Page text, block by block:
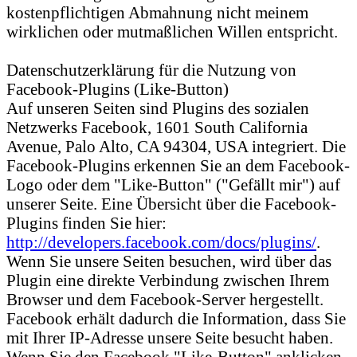
kostenpflichtigen Abmahnung nicht meinem
wirklichen oder mutmaßlichen Willen entspricht.
Datenschutzerklärung für die Nutzung von
Facebook-Plugins (Like-Button)
Auf unseren Seiten sind Plugins des sozialen
Netzwerks Facebook, 1601 South California
Avenue, Palo Alto, CA 94304, USA integriert. Die
Facebook-Plugins erkennen Sie an dem Facebook-
Logo oder dem "Like-Button" ("Gefällt mir") auf
unserer Seite. Eine Übersicht über die Facebook-
Plugins finden Sie hier:
http://developers.facebook.com/docs/plugins/.
Wenn Sie unsere Seiten besuchen, wird über das
Plugin eine direkte Verbindung zwischen Ihrem
Browser und dem Facebook-Server hergestellt.
Facebook erhält dadurch die Information, dass Sie
mit Ihrer IP-Adresse unsere Seite besucht haben.